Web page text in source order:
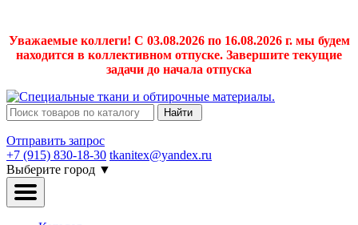
Уважаемые коллеги! С 03.08.2026 по 16.08.2026 г. мы будем
находится в коллективном отпуске. Завершите текущие
задачи до начала отпуска
Найти
Отправить запрос
+7 (915) 830-18-30 tkanitex@yandex.ru
Выберите город ▼